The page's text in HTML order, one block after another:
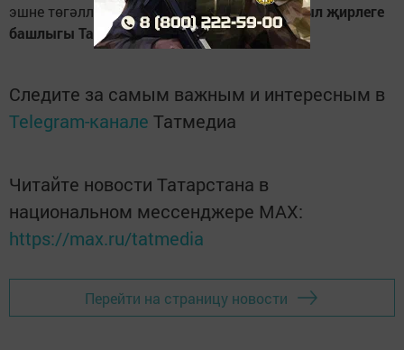
эшне төгәлләргә исәплибез", - диДәвеш авыл җирлеге
башлыгы Таһир Хөсәенов.
Следите за самым важным и интересным в
Telegram-канале Татмедиа
Читайте новости Татарстана в
национальном мессенджере MАХ:
https://max.ru/tatmedia
Перейти на страницу новости